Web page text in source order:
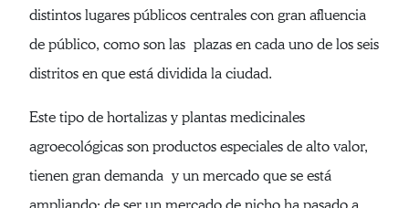
distintos lugares públicos centrales con gran afluencia
de público, como son las plazas en cada uno de los seis
distritos en que está dividida la ciudad.
Este tipo de hortalizas y plantas medicinales
agroecológicas son productos especiales de alto valor,
tienen gran demanda y un mercado que se está